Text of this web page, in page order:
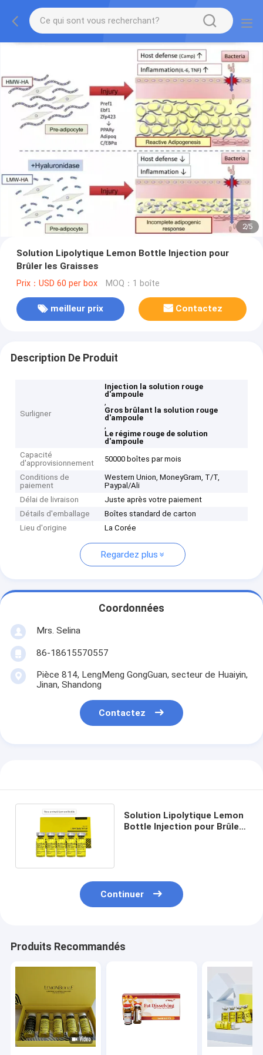
2/5
Solution Lipolytique Lemon Bottle Injection pour
Brûler les Graisses
Prix：USD 60 per box MOQ：1 boîte
meilleur prix Contactez
Description De Produit
Surligner
Injection la solution rouge
d'ampoule
,
Gros brûlant la solution rouge
d'ampoule
,
Le régime rouge de solution
d'ampoule
Capacité
d'approvisionnement
50000 boîtes par mois
Conditions de
paiement
Western Union, MoneyGram, T/T,
Paypal/Ali
Délai de livraison
Juste après votre paiement
Détails d'emballage
Boîtes standard de carton
Lieu d'origine
La Corée
Regardez plus
Coordonnées
Mrs. Selina
86-18615570557
Pièce 814, LengMeng GongGuan, secteur de Huaiyin,
Jinan, Shandong
Contactez
Solution Lipolytique Lemon
Bottle Injection pour Brûler
Continuer
Produits Recommandés